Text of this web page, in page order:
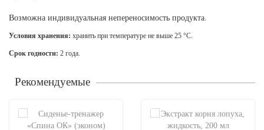
Возможна индивидуальная непереносимость продукта.
Условия хранения: хранить при температуре не выше 25 °С.
Срок годности: 2 года.
Рекомендуемые